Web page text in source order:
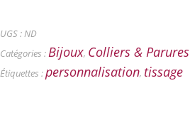
UGS : ND
Catégories : Bijoux, Colliers & Parures
Étiquettes :personnalisation, tissage